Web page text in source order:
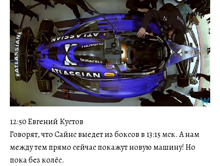
12:50 Евгений Кустов
Говорят, что Сайнс выедет из боксов в 13:15 мск. А нам
между тем прямо сейчас покажут новую машину! Но
пока без колёс.